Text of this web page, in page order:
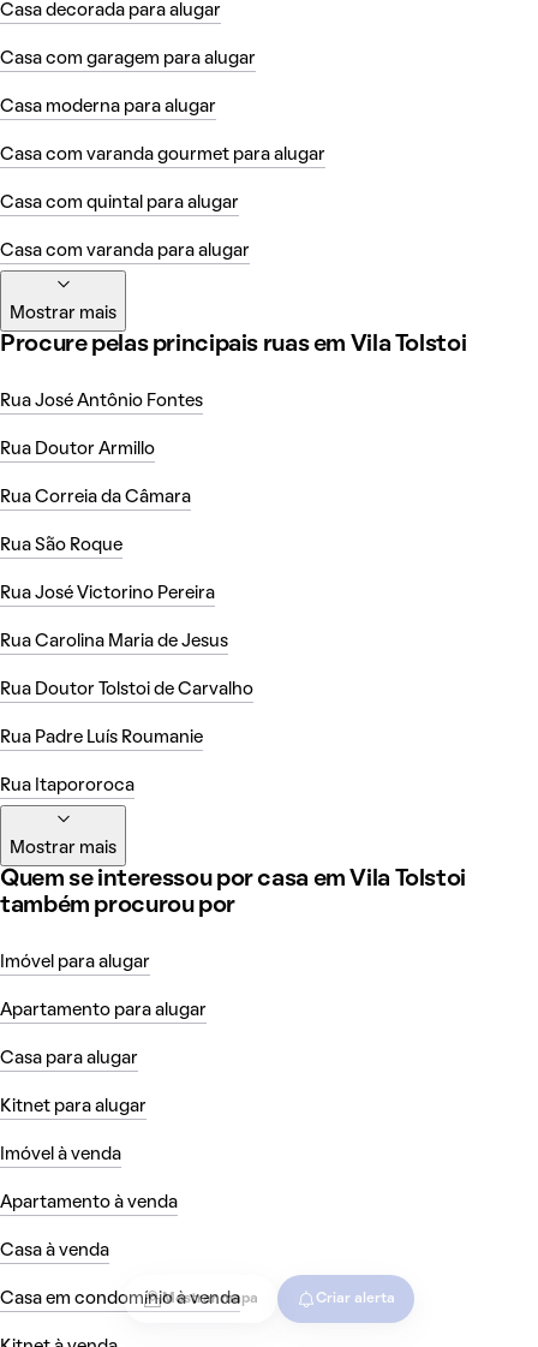
Mostrar mapa Criar alerta
Casa decorada para alugar
Casa com garagem para alugar
Casa moderna para alugar
Casa com varanda gourmet para alugar
Casa com quintal para alugar
Casa com varanda para alugar
Mostrar mais
Procure pelas principais ruas em Vila Tolstoi
Rua José Antônio Fontes
Rua Doutor Armillo
Rua Correia da Câmara
Rua São Roque
Rua José Victorino Pereira
Rua Carolina Maria de Jesus
Rua Doutor Tolstoi de Carvalho
Rua Padre Luís Roumanie
Rua Itapororoca
Mostrar mais
Quem se interessou por casa em Vila Tolstoi
também procurou por
Imóvel para alugar
Apartamento para alugar
Casa para alugar
Kitnet para alugar
Imóvel à venda
Apartamento à venda
Casa à venda
Casa em condomínio à venda